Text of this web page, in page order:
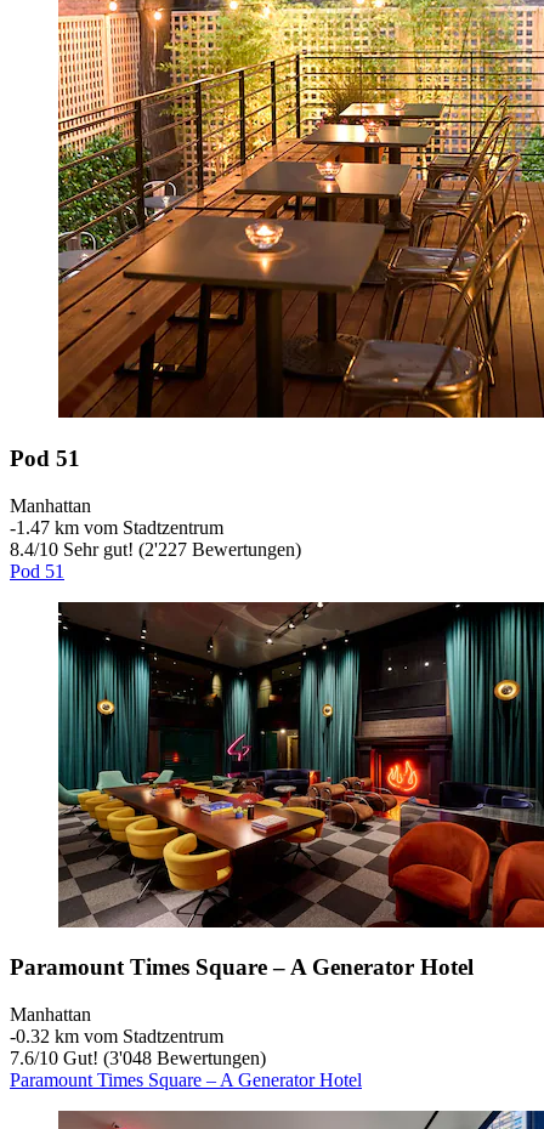
Pod 51
Manhattan
‐1.47 km vom Stadtzentrum
8.4/10 Sehr gut! (2'227 Bewertungen)
Pod 51
Paramount Times Square – A Generator Hotel
Manhattan
‐0.32 km vom Stadtzentrum
7.6/10 Gut! (3'048 Bewertungen)
Paramount Times Square – A Generator Hotel